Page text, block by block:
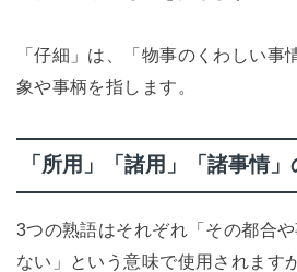
「仔細」は、「物事のくわしい事
象や事柄を指します。
「所用」「諸用」「諸事情
3つの熟語はそれぞれ「その都合
ない」という意味で使用されます